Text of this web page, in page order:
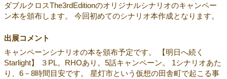
ダブルクロスThe3rdEditionのオリジナルシナリオのキャンペー
ン本を頒布します。 今回初めてのシナリオ本作成となります。
出展コメント
キャンペーンシナリオの本を頒布予定です。 【明日へ続く
Starlight】 ３PL。RHOあり。5話キャンペーン。 1シナリオあた
り、6－8時間目安です。 星灯市という仮想の田舎町で起こる事